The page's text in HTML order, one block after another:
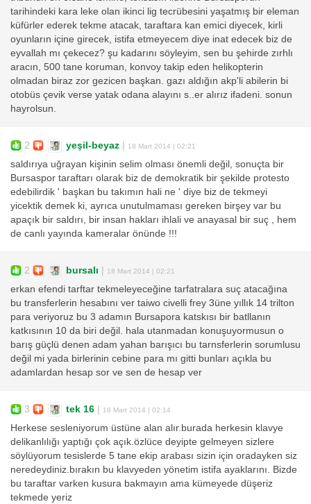
tarihindeki kara leke olan ikinci lig tecrübesini yaşatmış bir eleman
küfürler ederek tekme atacak, taraftara kan emici diyecek, kirli
oyunların içine girecek, istifa etmeyecem diye inat edecek biz de
eyvallah mı çekecez? şu kadarını söyleyim, sen bu şehirde zırhlı
aracın, 500 tane koruman, konvoy takip eden helikopterin
olmadan biraz zor gezicen başkan. gazı aldığın akp'li abilerin bi
otobüs çevik verse yatak odana alayını s..er alırız ifadeni. sonun
hayrolsun.
2 yeşil-beyaz | 18 Mart 2014 | 02:21
saldırıya uğrayan kişinin selim olması önemli değil, sonuçta bir
Bursaspor taraftarı olarak biz de demokratik bir şekilde protesto
edebilirdik ' başkan bu takımın hali ne ' diye biz de tekmeyi
yicektik demek ki, ayrıca unutulmaması gereken birşey var bu
apaçık bir saldırı, bir insan hakları ihlali ve anayasal bir suç , hem
de canlı yayında kameralar önünde !!!
2 bursalı | 18 Mart 2014 | 02:21
erkan efendi tarftar tekmeleyeceğine tarfatralara suç atacağına
bu transferlerin hesabını ver taiwo civelli frey 3üne yıllık 14 trilton
para veriyoruz bu 3 adamın Bursapora katskısı bir batllanın
katkısının 10 da biri değil. hala utanmadan konuşuyormusun o
barış güçlü denen adam yahan barışıcı bu tarnsferlerin sorumlusu
değil mi yada birlerinin cebine para mı gitti bunları açıkla bu
adamlardan hesap sor ve sen de hesap ver
3 tek 16 | 18 Mart 2014 | 02:14
Herkese sesleniyorum üstüne alan alır.burada herkesin klavye
delikanlılığı yaptığı çok açık.özlüce deyipte gelmeyen sizlere
söylüyorum tesislerde 5 tane ekip arabası sizin için oradayken siz
neredeydiniz.bırakın bu klavyeden yönetim istifa ayaklarını. Bizde
bu taraftar varken kusura bakmayın ama kümeyede düşeriz
tekmede yeriz